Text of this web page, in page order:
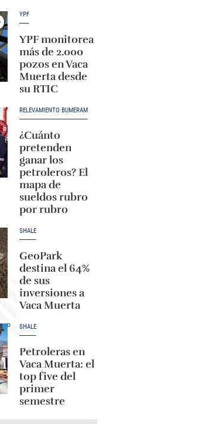
YPF
YPF monitorea
más de 2.000
pozos en Vaca
Muerta desde
su RTIC
RELEVAMIENTO BUMERAM
¿Cuánto
pretenden
ganar los
petroleros? El
mapa de
sueldos rubro
por rubro
SHALE
GeoPark
destina el 64%
de sus
inversiones a
Vaca Muerta
SHALE
Petroleras en
Vaca Muerta: el
top five del
primer
semestre